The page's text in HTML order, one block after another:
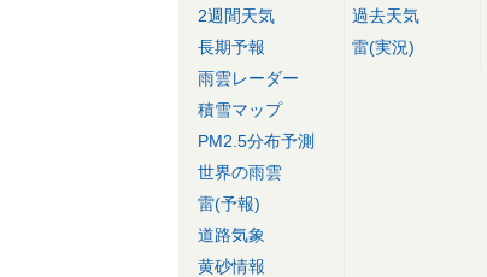
2週間天気
長期予報
雨雲レーダー
積雪マップ
PM2.5分布予測
世界の雨雲
雷(予報)
道路気象
黄砂情報
過去天気
雷(実況)